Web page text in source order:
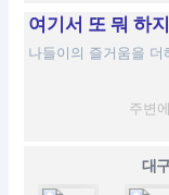
여기서 또 뭐 하
나들이의 즐거움을
주변
대